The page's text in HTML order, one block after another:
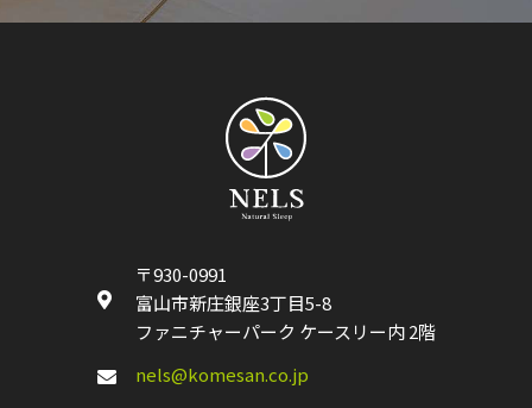
〒930-0991
富山市新庄銀座3丁目5-8
ファニチャーパーク ケースリー内 2階
nels@komesan.co.jp